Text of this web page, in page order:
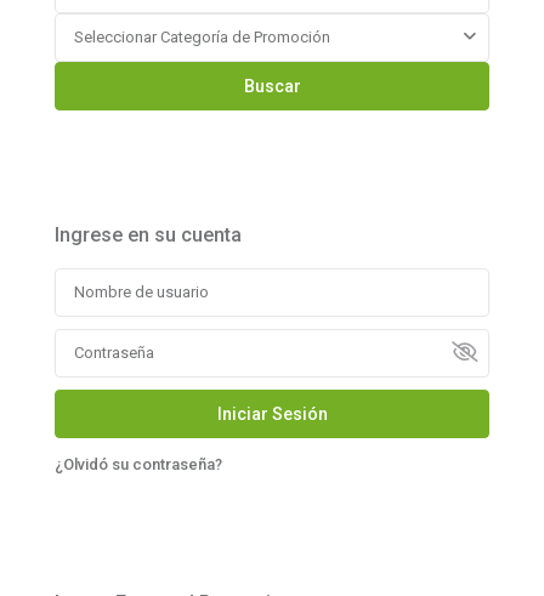
Seleccionar Categoría de Promoción
Buscar
Ingrese en su cuenta
Iniciar Sesión
¿Olvidó su contraseña?